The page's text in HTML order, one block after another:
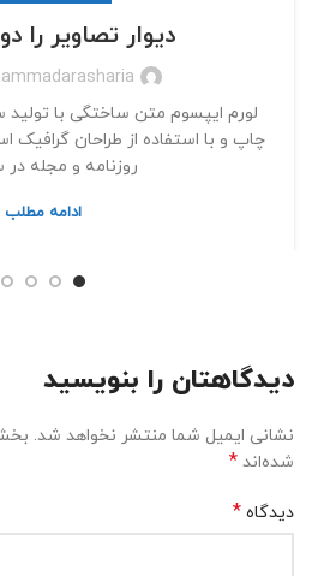
دیوار تصاویر را
لورم ایپسوم متن ساختگی با
چاپ و با استفاده از طراحان گرافیک
روزنامه و مجله
ادامه مطلب
دیدگاهتان را بنویسید
نشانی ایمیل شما منتشر نخواهد شد.
شده‌اند *
دیدگاه *